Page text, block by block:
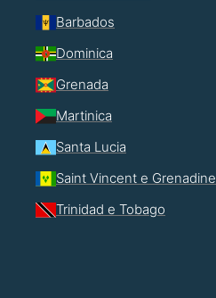
Barbados
Dominica
Grenada
Martinica
Santa Lucia
Saint Vincent e Grenadine
Trinidad e Tobago